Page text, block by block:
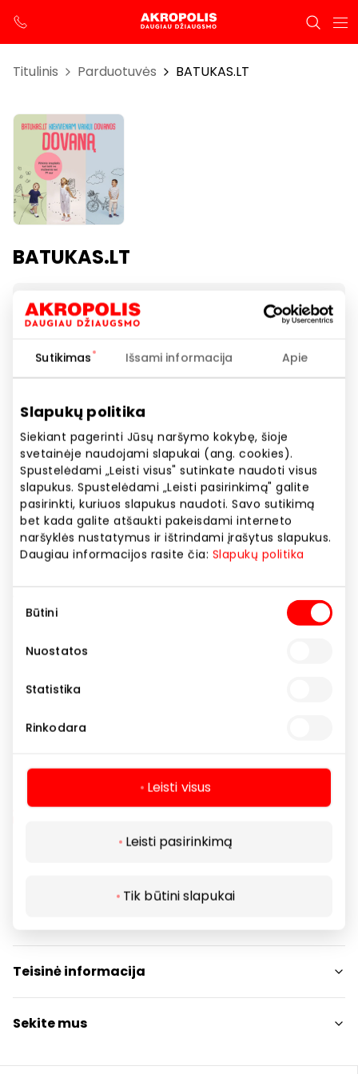
Sutikimas Išsami informacija Apie
Slapukų politika
Siekiant pagerinti Jūsų naršymo kokybę, šioje
svetainėje naudojami slapukai (ang. cookies).
Spustelėdami „Leisti visus" sutinkate naudoti visus
slapukus. Spustelėdami „Leisti pasirinkimą" galite
pasirinkti, kuriuos slapukus naudoti. Savo sutikimą
bet kada galite atšaukti pakeisdami interneto
naršyklės nustatymus ir ištrindami įrašytus slapukus.
Daugiau informacijos rasite čia: Slapukų politika
pasirinkimas
Būtini
Nuostatos
Statistika
Rinkodara
Leisti visus
Leisti pasirinkimą
Tik būtini slapukai
Titulinis Parduotuvės BATUKAS.LT
BATUKAS.LT
Darbo laikas
Svetainės adresas
https://www.batukas.lt
Rodyti lokaciją žemėlapyje
BATUKAS.LT – ortopedinės–profilaktinės avalynės
dėmesys skiriamas tinkamai avalynei, nes ji gali turėti
tiesioginės įtakos pėdos vystymosi procesui. Avalynė
natūraliai ir sveikai vystytis vaiko pėdutėms.
Restoranai ir kavinės
PC planas
Draugiški gyvūnams
Kontaktai
Akcijos
Teisinė informacija
Prekybos centro taisyklės
Slapukų politika
Sekite mus